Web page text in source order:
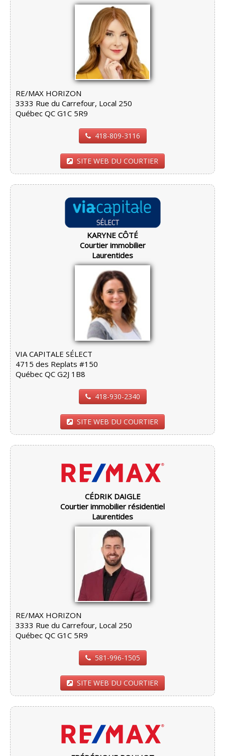
RE/MAX HORIZON
3333 Rue du Carrefour, Local 250
Québec QC G1C 5R9
418-809-3116
SITE WEB DU COURTIER
KARYNE CÔTÉ
Courtier immobilier
Laurentides
VIA CAPITALE SÉLECT
4715 des Replats #150
Québec QC G2J 1B8
418-930-2340
SITE WEB DU COURTIER
CÉDRIK DAIGLE
Courtier immobilier résidentiel
Laurentides
RE/MAX HORIZON
3333 Rue du Carrefour, Local 250
Québec QC G1C 5R9
581-996-1505
SITE WEB DU COURTIER